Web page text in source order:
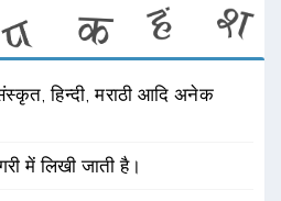
हिन्दी, मराठी आदि अनेक
में लिखी जाती है।